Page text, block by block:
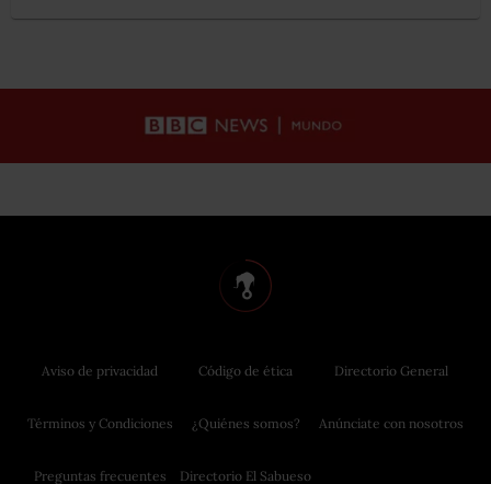
Aviso de privacidad
Términos y Condiciones
Preguntas frecuentes
Código de ética
¿Quiénes somos?
Directorio El Sabueso
Directorio General
Anúnciate con nosotros